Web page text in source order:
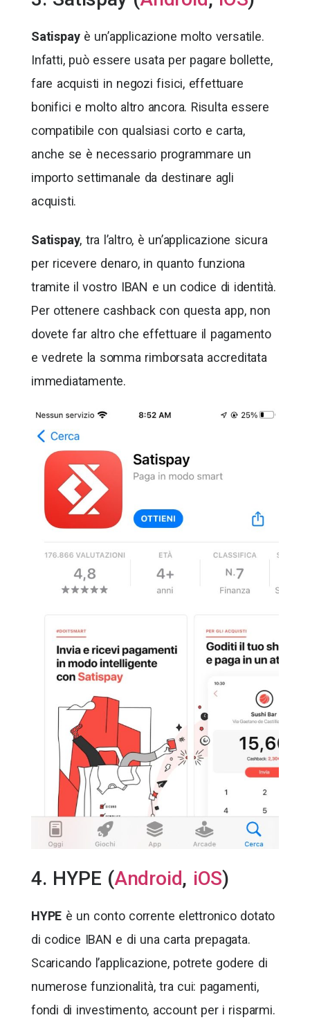
Satispayè un’applicazione molto versatile.
Infatti, può essere usata per pagare bollette,
fare acquisti in negozi fisici, effettuare
bonifici e molto altro ancora. Risulta essere
compatibile con qualsiasi corto e carta,
anche se è necessario programmare un
importo settimanale da destinare agli
acquisti.
Satispay, tra l’altro, è un’applicazione sicura
per ricevere denaro, in quanto funziona
tramite il vostro IBAN e un codice di identità.
Per ottenere cashback con questa app, non
dovete far altro che effettuare il pagamento
e vedrete la somma rimborsata accreditata
immediatamente.
4. HYPE (Android, iOS)
HYPE è un conto corrente elettronico dotato
di codice IBAN e di una carta prepagata.
Scaricando l’applicazione, potrete godere di
numerose funzionalità, tra cui: pagamenti,
fondi di investimento, account per i risparmi.